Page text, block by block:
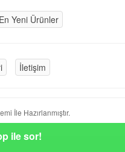
En Yeni Ürünler
İletişim
İle Hazırlanmıştır.
ile sor!